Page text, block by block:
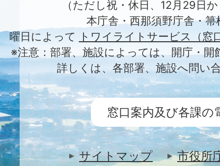
（ただし祝・休日、12月29日
本庁舎・西那須野庁舎・
曜日によって
トワイライトサービス（窓
※注意：部署、施設によっては、開庁・
詳しくは、各部署、施設へ問い
窓口案内及び各課の
サイトマップ
市役所